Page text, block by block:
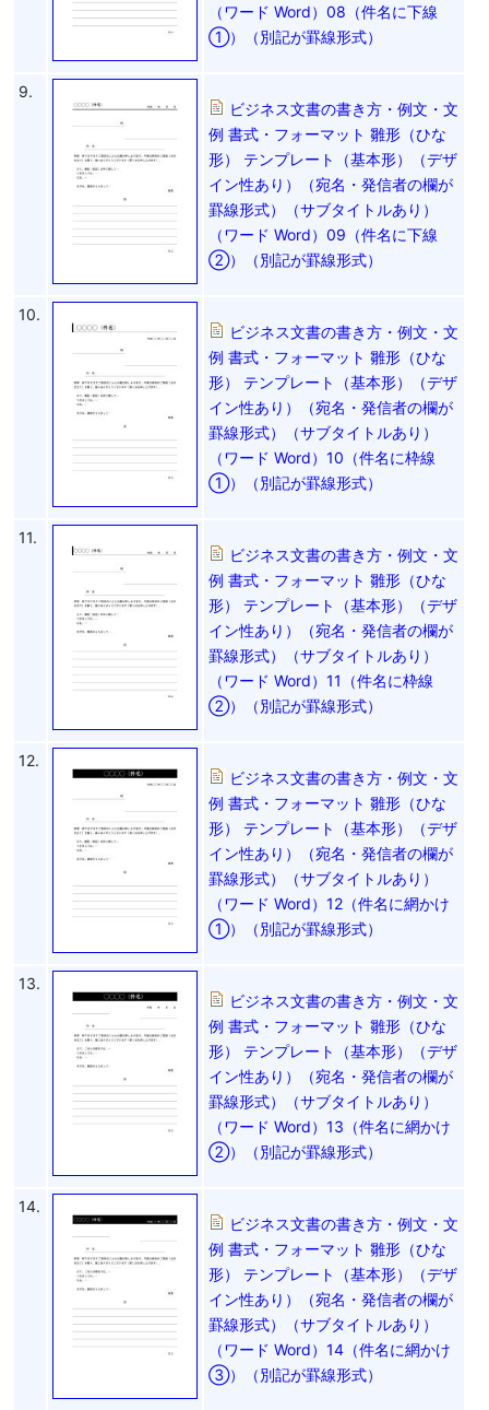
（ワード Word）08（件名に下線
①）（別記が罫線形式）
9.
ビジネス文書の書き方・例文・文
例 書式・フォーマット 雛形（ひな
形） テンプレート（基本形）（デザ
イン性あり）（宛名・発信者の欄が
罫線形式）（サブタイトルあり）
（ワード Word）09（件名に下線
②）（別記が罫線形式）
10.
ビジネス文書の書き方・例文・文
例 書式・フォーマット 雛形（ひな
形） テンプレート（基本形）（デザ
イン性あり）（宛名・発信者の欄が
罫線形式）（サブタイトルあり）
（ワード Word）10（件名に枠線
①）（別記が罫線形式）
11.
ビジネス文書の書き方・例文・文
例 書式・フォーマット 雛形（ひな
形） テンプレート（基本形）（デザ
イン性あり）（宛名・発信者の欄が
罫線形式）（サブタイトルあり）
（ワード Word）11（件名に枠線
②）（別記が罫線形式）
12.
ビジネス文書の書き方・例文・文
例 書式・フォーマット 雛形（ひな
形） テンプレート（基本形）（デザ
イン性あり）（宛名・発信者の欄が
罫線形式）（サブタイトルあり）
（ワード Word）12（件名に網かけ
①）（別記が罫線形式）
13.
ビジネス文書の書き方・例文・文
例 書式・フォーマット 雛形（ひな
形） テンプレート（基本形）（デザ
イン性あり）（宛名・発信者の欄が
罫線形式）（サブタイトルあり）
（ワード Word）13（件名に網かけ
②）（別記が罫線形式）
14.
ビジネス文書の書き方・例文・文
例 書式・フォーマット 雛形（ひな
形） テンプレート（基本形）（デザ
イン性あり）（宛名・発信者の欄が
罫線形式）（サブタイトルあり）
（ワード Word）14（件名に網かけ
③）（別記が罫線形式）